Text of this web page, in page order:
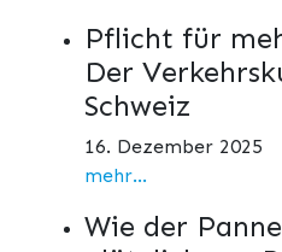
Pflicht für
Der
Schweiz
16. Dezember 2025
mehr...
Wie der